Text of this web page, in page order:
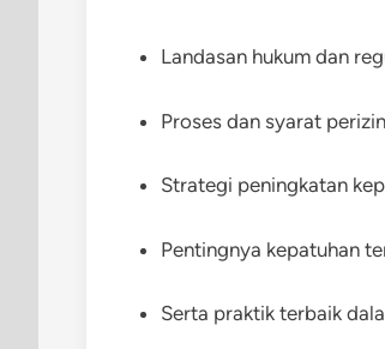
Landasan hukum dan
Proses dan syarat
Strategi peningkatan
Pentingnya kepatuhan
Serta praktik terbaik